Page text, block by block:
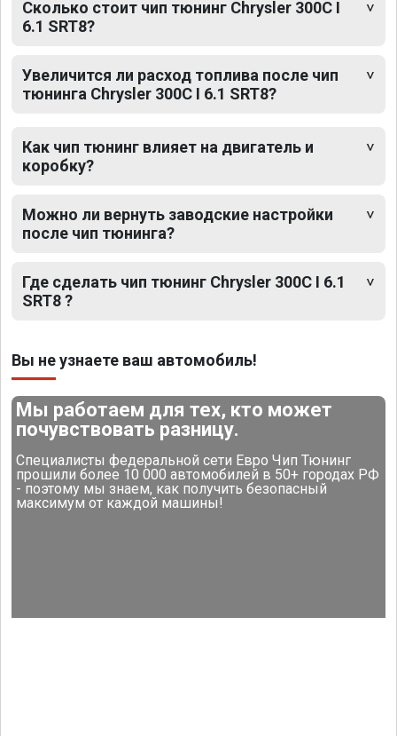
Сколько стоит чип тюнинг Chrysler 300C I
6.1 SRT8?
Увеличится ли расход топлива после чип
тюнинга Chrysler 300C I 6.1 SRT8?
Как чип тюнинг влияет на двигатель и
коробку?
Можно ли вернуть заводские настройки
после чип тюнинга?
Где сделать чип тюнинг Chrysler 300C I 6.1
SRT8 ?
Вы не узнаете ваш автомобиль!
Мы работаем для тех, кто может
почувствовать разницу.
Специалисты федеральной сети Евро Чип Тюнинг
прошили более 10 000 автомобилей в 50+ городах РФ
- поэтому мы знаем, как получить безопасный
максимум от каждой машины!